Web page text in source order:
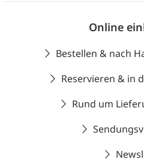
Online
Bestellen & nach
Reservieren & in
Rund um